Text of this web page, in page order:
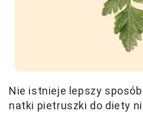
Nie istnieje lepszy
natki pietruszki do diety